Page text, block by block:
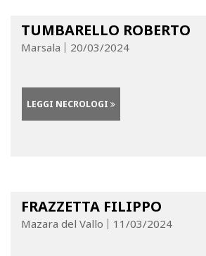
TUMBARELLO ROBERTO
Marsala 20/03/2024
LEGGI NECROLOGI
FRAZZETTA FILIPPO
Mazara del Vallo 11/03/2024